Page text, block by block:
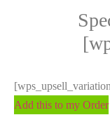
Add this to my Order